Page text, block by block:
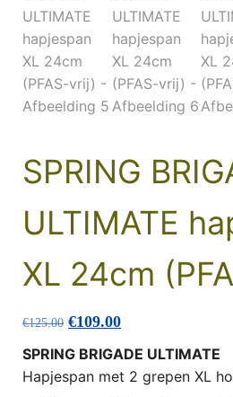
SPRING
ULTIMATE
XL 24cm
€125.00 Oorspronkelijke prijs
€109.00Huidige prijs is:
SPRING BRIGADE ULTIMATE
Hapjespan met 2 grepen XL